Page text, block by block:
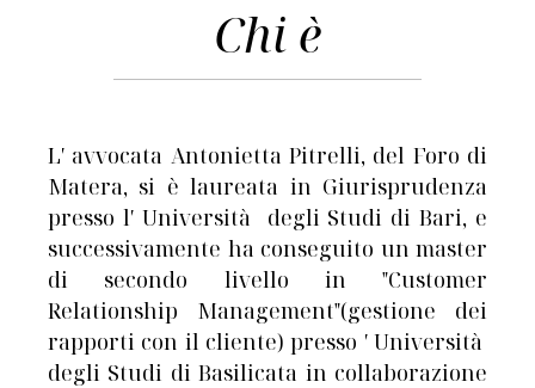
Chi è
L′ avvocata Antonietta Pitrelli, del Foro di
Matera, si è laureata in Giurisprudenza
presso l′ Università degli Studi di Bari, e
successivamente ha conseguito un master
di secondo livello in "Customer
Relationship Management"(gestione dei
rapporti con il cliente) presso ′ Università
degli Studi di Basilicata in collaborazione